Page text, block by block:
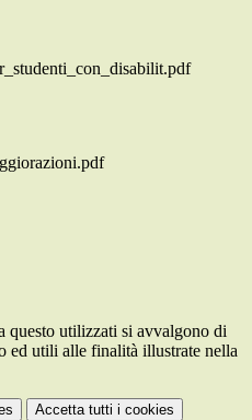
questo utilizzati si avvalgono di
ed utili alle finalità illustrate nella
Accetta tutti i cookies